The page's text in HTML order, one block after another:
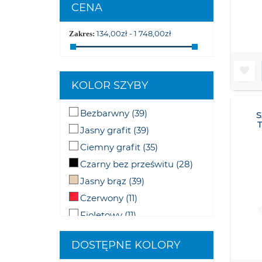
CENA
Zakres: 134,00zł - 1 748,00zł
KOLOR SZYBY
Bezbarwny (39)
Jasny grafit (39)
Ciemny grafit (35)
Czarny bez prześwitu (28)
Jasny brąz (39)
Czerwony (11)
Fioletowy (11)
Różowy(11)
Pomarańczowy fluo(11)
DOSTĘPNE KOLORY